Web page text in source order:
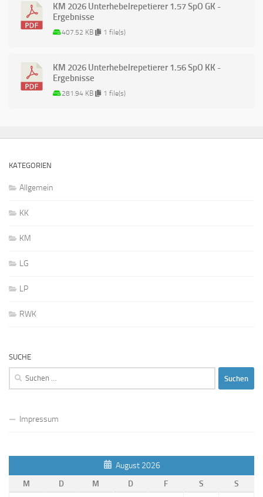
KM 2026 Unterhebelrepetierer 1.57 SpO GK -
Ergebnisse
407.52 KB 1 file(s)
KM 2026 Unterhebelrepetierer 1.56 SpO KK -
Ergebnisse
281.94 KB 1 file(s)
KATEGORIEN
Allgemein
KK
KM
LG
LP
RWK
SUCHE
Suchen
Impressum
August 2026
M
D M D F S
S